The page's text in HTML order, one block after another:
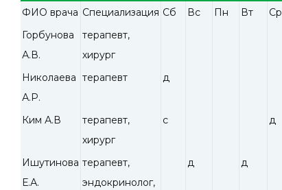
ФИО врача Специализация Сб Вс Пн Вт Ср
Горбунова
А.В.
терапевт,
хирург
Николаева
А.Р.
терапевт д
Ким А.В
терапевт,
хирург
с д
Ишутинова
Е.А.
терапевт,
эндокринолог,
д д